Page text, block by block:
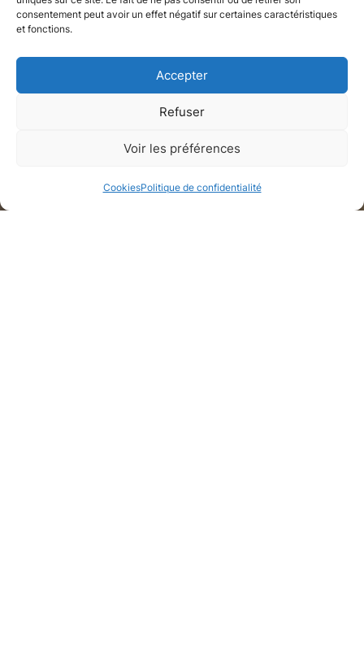
consentement peut avoir un effet négatif sur certaines caractéristiques
et fonctions.
Accepter
Refuser
Voir les préférences
CookiesPolitique de confidentialité